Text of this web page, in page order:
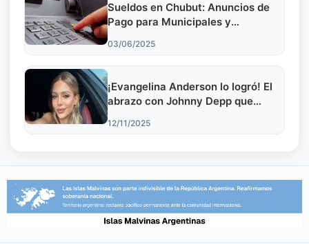
Sueldos en Chubut: Anuncios de
Pago para Municipales y
03/06/2025
¡Evangelina Anderson lo logró! El
abrazo con Johnny Depp que
12/11/2025